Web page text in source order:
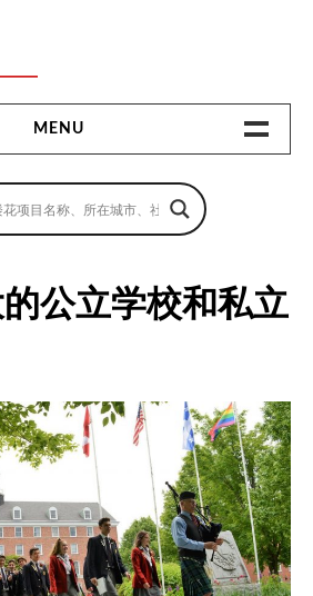
楼花搜索引擎
MENU
地产相关
帮您卖房
多伦多地产
公立学校和私立